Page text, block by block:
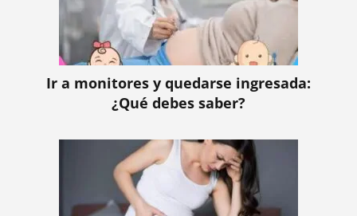
Ir a monitores y quedarse ingresada:
¿Qué debes saber?